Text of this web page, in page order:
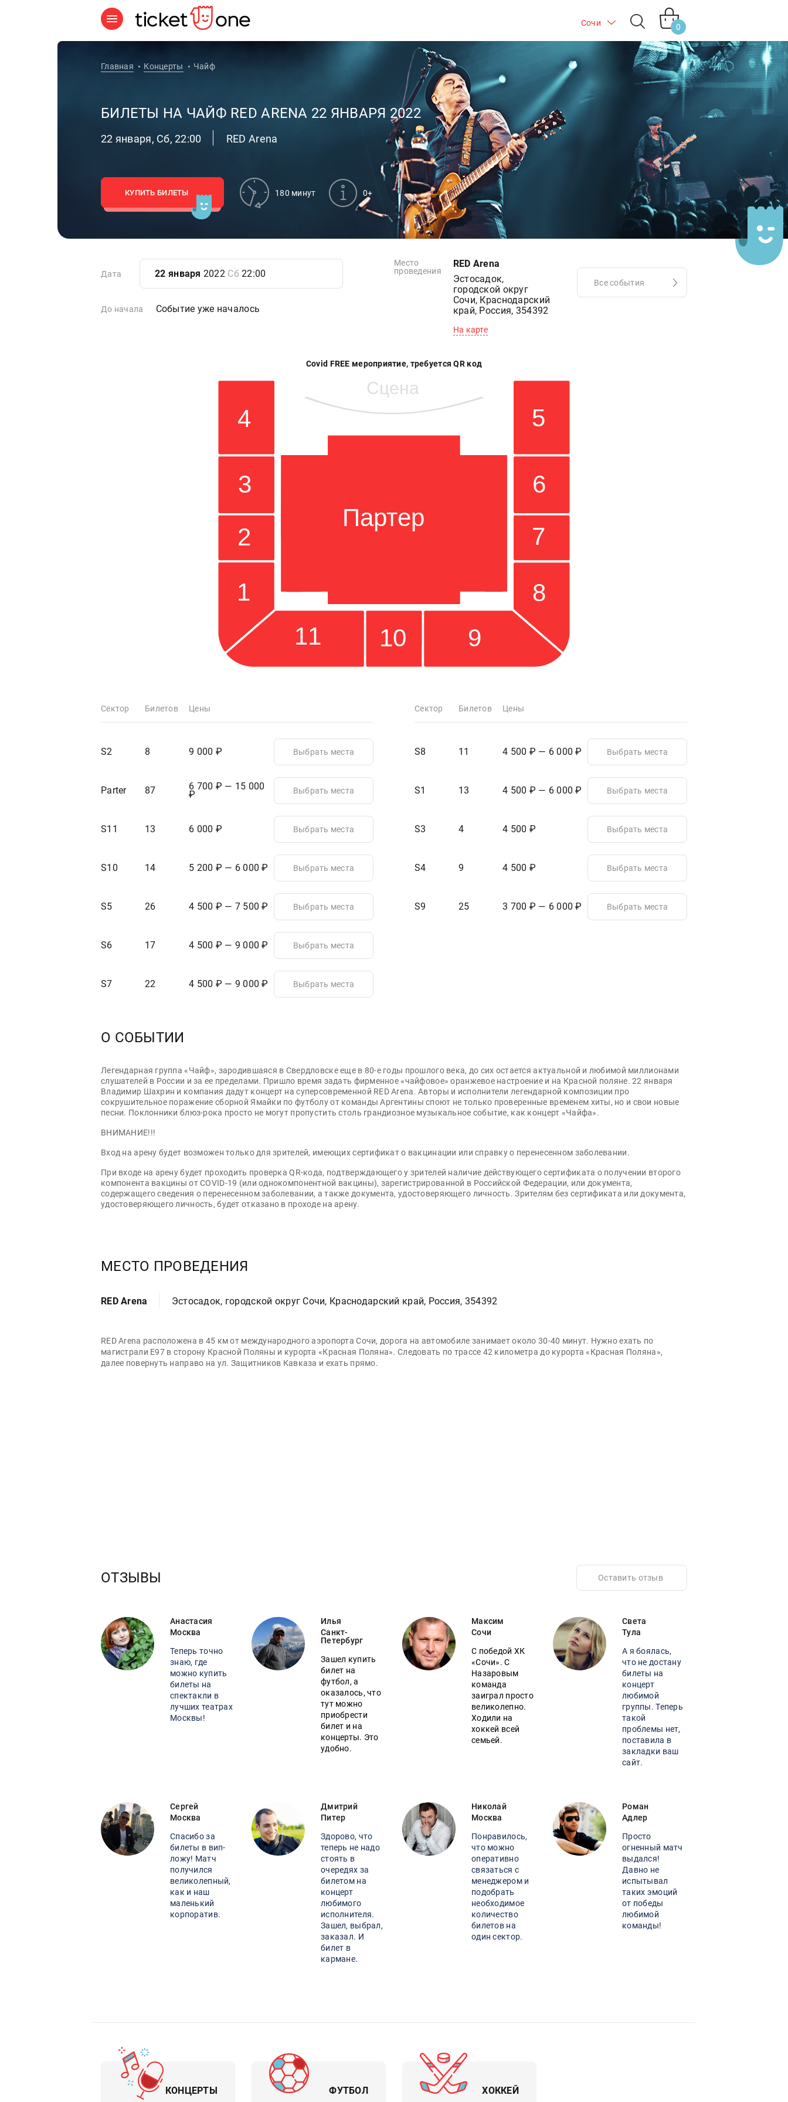
Сочи 0
Главная Концерты Чайф
БИЛЕТЫ НА ЧАЙФ RED ARENA 22 ЯНВАРЯ 2022
22 января, Сб, 22:00 RED Arena
КУПИТЬ БИЛЕТЫ 180 минут 0+
Обратите внимание! Места на
стремительно заканчиваются,
Дата 22 января 2022 Сб 22:00
До начала Событие уже началось
Место
проведения
RED Arena
Эстосадок,
городской округ
Сочи, Краснодарский
край, Россия, 354392
На карте
Все события
Covid FREE мероприятие, требуется QR код
1
2
3
4 5
6
7
8
9
10
11
Партер
Сцена
Сектор Билетов Цены
S2 8 9 000 ₽ Выбрать места
Parter 87 6 700 ₽ — 15 000
₽ Выбрать места
S11 13 6 000 ₽ Выбрать места
S10 14 5 200 ₽ — 6 000 ₽ Выбрать места
S5 26 4 500 ₽ — 7 500 ₽ Выбрать места
S6 17 4 500 ₽ — 9 000 ₽ Выбрать места
S7 22 4 500 ₽ — 9 000 ₽ Выбрать места
Сектор Билетов Цены
S8 11 4 500 ₽ — 6 000 ₽ Выбрать места
S1 13 4 500 ₽ — 6 000 ₽ Выбрать места
S3 4 4 500 ₽ Выбрать места
S4 9 4 500 ₽ Выбрать места
S9 25 3 700 ₽ — 6 000 ₽ Выбрать места
О СОБЫТИИ
Легендарная группа «Чайф», зародившаяся в Свердловске еще в 80-е годы прошлого века, до сих остается актуальной и любимой миллионами
слушателей в России и за ее пределами. Пришло время задать фирменное «чайфовое» оранжевое настроение и на Красной поляне. 22 января
Владимир Шахрин и компания дадут концерт на суперсовременной RED Arena. Авторы и исполнители легендарной композиции про
сокрушительное поражение сборной Ямайки по футболу от команды Аргентины споют не только проверенные временем хиты, но и свои новые
песни. Поклонники блюз-рока просто не могут пропустить столь грандиозное музыкальное событие, как концерт «Чайфа».
ВНИМАНИЕ!!!
Вход на арену будет возможен только для зрителей, имеющих сертификат о вакцинации или справку о перенесенном заболевании.
При входе на арену будет проходить проверка QR-кода, подтверждающего у зрителей наличие действующего сертификата о получении второго
компонента вакцины от COVID-19 (или однокомпонентной вакцины), зарегистрированной в Российской Федерации, или документа,
содержащего сведения о перенесенном заболевании, а также документа, удостоверяющего личность. Зрителям без сертификата или документа,
удостоверяющего личность, будет отказано в проходе на арену.
МЕСТО ПРОВЕДЕНИЯ
RED Arena Эстосадок, городской округ Сочи, Краснодарский край, Россия, 354392
RED Arena расположена в 45 км от международного аэропорта Сочи, дорога на автомобиле занимает около 30-40 минут. Нужно ехать по
магистрали Е97 в сторону Красной Поляны и курорта «Красная Поляна». Следовать по трассе 42 километра до курорта «Красная Поляна»,
далее повернуть направо на ул. Защитников Кавказа и ехать прямо.
ОТЗЫВЫ Оставить отзыв
Анастасия
Москва
Теперь точно
знаю, где
можно купить
билеты на
спектакли в
лучших театрах
Москвы!
Илья
Санкт-
Петербург
Зашел купить
билет на
футбол, а
оказалось, что
тут можно
приобрести
билет и на
концерты. Это
удобно.
Максим
Сочи
С победой ХК
«Сочи». С
Назаровым
команда
заиграл просто
великолепно.
Ходили на
хоккей всей
семьей.
Света
Тула
А я боялась,
что не достану
билеты на
концерт
любимой
группы. Теперь
такой
проблемы нет,
поставила в
закладки ваш
сайт.
Сергей
Москва
Спасибо за
билеты в вип-
ложу! Матч
получился
великолепный,
как и наш
маленький
корпоратив.
Дмитрий
Питер
Здорово, что
теперь не надо
стоять в
очередях за
билетом на
концерт
любимого
исполнителя.
Зашел, выбрал,
заказал. И
билет в
кармане.
Николай
Москва
Понравилось,
что можно
оперативно
связаться с
менеджером и
подобрать
необходимое
количество
билетов на
один сектор.
Роман
Адлер
Просто
огненный матч
выдался!
Давно не
испытывал
таких эмоций
от победы
любимой
команды!
КОНЦЕРТЫ ФУТБОЛ ХОККЕЙ